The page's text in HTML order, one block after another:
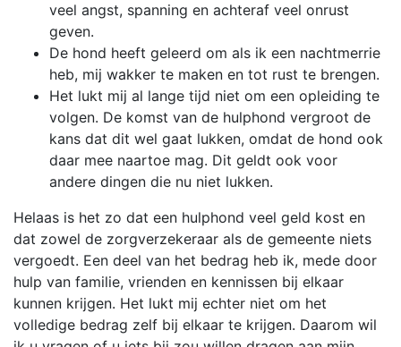
veel angst, spanning en achteraf veel onrust
geven.
De hond heeft geleerd om als ik een nachtmerrie
heb, mij wakker te maken en tot rust te brengen.
Het lukt mij al lange tijd niet om een opleiding te
volgen. De komst van de hulphond vergroot de
kans dat dit wel gaat lukken, omdat de hond ook
daar mee naartoe mag. Dit geldt ook voor
andere dingen die nu niet lukken.
Helaas is het zo dat een hulphond veel geld kost en
dat zowel de zorgverzekeraar als de gemeente niets
vergoedt. Een deel van het bedrag heb ik, mede door
hulp van familie, vrienden en kennissen bij elkaar
kunnen krijgen. Het lukt mij echter niet om het
volledige bedrag zelf bij elkaar te krijgen. Daarom wil